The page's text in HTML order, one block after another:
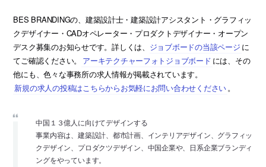
BES BRANDINGの、建築設計士・建築設計アシスタント・グラフィッ
クデザイナー・CADオペレーター・プロダクトデザイナー・オープン
デスク募集のお知らせです。詳しくは、 ジョブボードの当該ページ に
てご確認ください。
アーキテクチャーフォトジョブボード には、その
他にも、色々な事務所の求人情報が掲載されています。
新規の求人の投稿はこちらからお気軽にお問い合わせください 。
中国１３億人に向けてデザインする
事業内容は、建築設計、都市計画、インテリアデザイン、グラフィッ
クデザイン、プロダクツデザイン、中国企業や、日系企業ブランディ
ングをやっています。